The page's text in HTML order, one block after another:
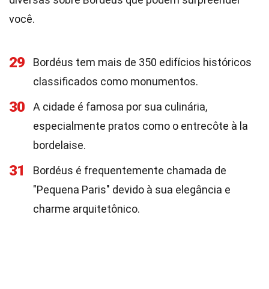
você.
29
Bordéus tem mais de 350 edifícios históricos
classificados como monumentos.
30
A cidade é famosa por sua culinária,
especialmente pratos como o entrecôte à la
bordelaise.
31
Bordéus é frequentemente chamada de
"Pequena Paris" devido à sua elegância e
charme arquitetônico.